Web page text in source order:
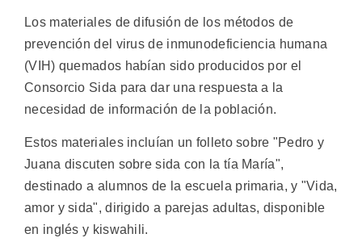
Los materiales de difusión de los métodos de
prevención del virus de inmunodeficiencia humana
(VIH) quemados habían sido producidos por el
Consorcio Sida para dar una respuesta a la
necesidad de información de la población.
Estos materiales incluían un folleto sobre "Pedro y
Juana discuten sobre sida con la tía María",
destinado a alumnos de la escuela primaria, y "Vida,
amor y sida", dirigido a parejas adultas, disponible
en inglés y kiswahili.